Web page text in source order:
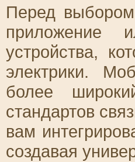
Перед
приложение
устройства,
электрики.
более
стандартов
вам
создавая